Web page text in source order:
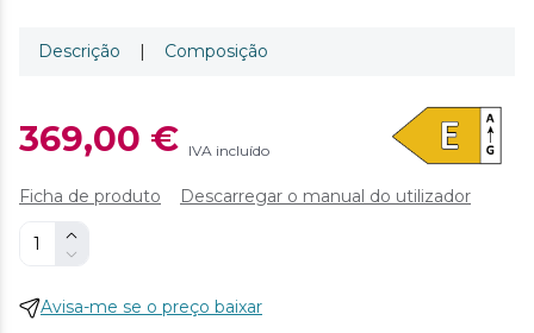
Descrição | Composição
369,00 € IVA incluído
Ficha de produto Descarregar o manual do utilizador
Avisa-me se o preço baixar